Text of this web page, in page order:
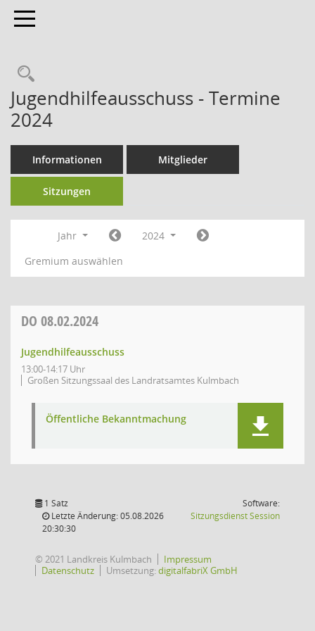
Toggle navigation
Jugendhilfeausschuss - Termine
2024
Informationen Mitglieder
Sitzungen
Jahr
2024
Gremium auswählen
DO 08.02.2024
Jugendhilfeausschuss
13:00-14:17 Uhr
Großen Sitzungssaal des Landratsamtes Kulmbach
Öffentliche Bekanntmachung
1 Satz
Letzte Änderung: 05.08.2026
20:30:30
Software:
SitzungsdienstSession(Wird in
© 2021 Landkreis Kulmbach
Impressum
Datenschutz
Umsetzung:digitalfabriX GmbH